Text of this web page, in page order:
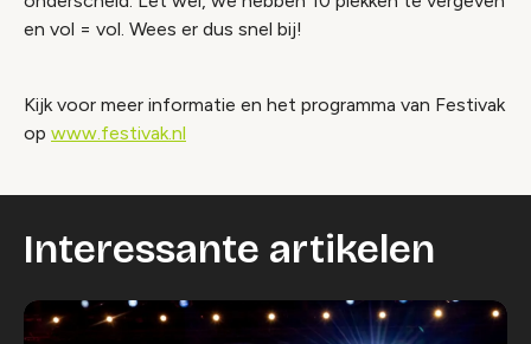
en vol = vol. Wees er dus snel bij!
Kijk voor meer informatie en het programma van Festivak
op www.festivak.nl
Interessante artikelen